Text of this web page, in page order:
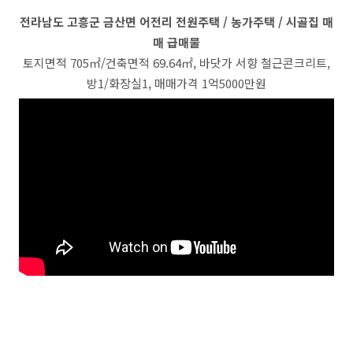
전라남도 고흥군 금산면 어전리 전원주택 / 농가주택 / 시골집 매
매 급매물
토지면적 705㎡/건축면적 69.64㎡, 바닷가 서향 철근콘크리트,
방1/화장실1, 매매가격 1억5000만원